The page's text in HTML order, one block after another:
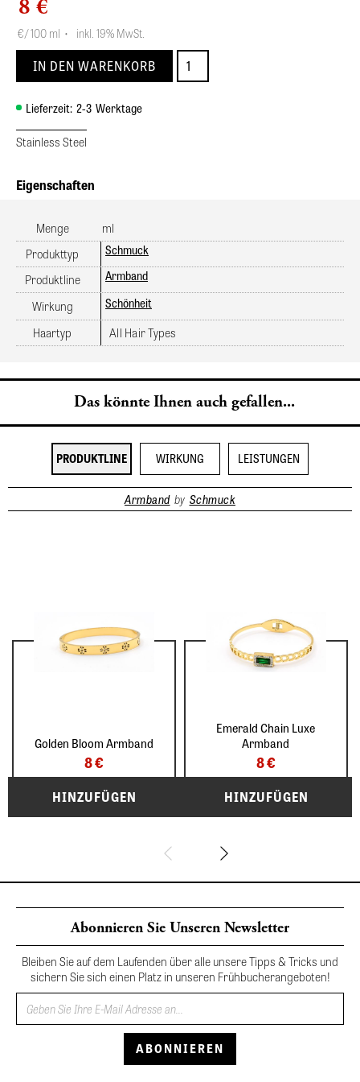
8 €
€/ 100 ml • inkl. 19% MwSt.
Lieferzeit: 2-3 Werktage
Stainless Steel
Eigenschaften
Menge
ml
Produkttyp
Schmuck
Produktline Armband
Wirkung Schönheit
Haartyp All Hair Types
Das könnte Ihnen auch gefallen...
PRODUKTLINE WIRKUNG LEISTUNGEN
Armband by Schmuck
Golden Bloom Armband
8 €
Emerald Chain Luxe
Armband
8 €
Abonnieren Sie Unseren Newsletter
Bleiben Sie auf dem Laufenden über alle unsere Tipps & Tricks und
sichern Sie sich einen Platz in unseren Frühbucherangeboten!